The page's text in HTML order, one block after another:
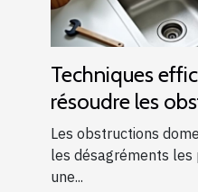
Techniques
résoudre les
domestiques
Les obstructions
les désagréments
une...